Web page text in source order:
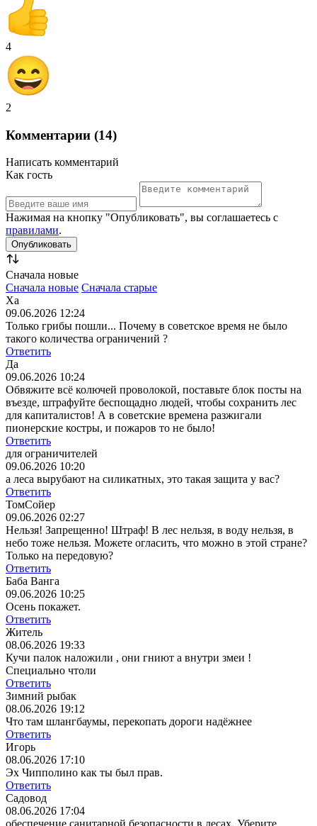
4
2
Комментарии (14)
Написать комментарий
Как гость
Нажимая на кнопку "Опубликовать", вы соглашаетесь с
правилами.
Сначала новые
Сначала новые Сначала старые
Ха
09.06.2026 12:24
Только грибы пошли... Почему в советское время не было
такого количества ограничений ?
Ответить
Да
09.06.2026 10:24
Обвяжите всё колючей проволокой, поставьте блок посты на
въезде, штрафуйте беспощадно людей, чтобы сохранить лес
для капиталистов! А в советские времена разжигали
пионерские костры, и пожаров то не было!
Ответить
для ограничителей
09.06.2026 10:20
а леса вырубают на силикатных, это такая защита у вас?
Ответить
ТомСойер
09.06.2026 02:27
Нельзя! Запрещенно! Штраф! В лес нельзя, в воду нельзя, в
небо тоже нельзя. Можете огласить, что можно в этой стране?
Только на передовую?
Ответить
Баба Ванга
09.06.2026 10:25
Осень покажет.
Ответить
Житель
08.06.2026 19:33
Кучи палок наложили , они гниют а внутри змеи !
Специально чтоли
Ответить
Зимний рыбак
08.06.2026 19:12
Что там шлангбаумы, перекопать дороги надёжнее
Ответить
Игорь
08.06.2026 17:10
Эх Чипполино как ты был прав.
Ответить
Садовод
08.06.2026 17:04